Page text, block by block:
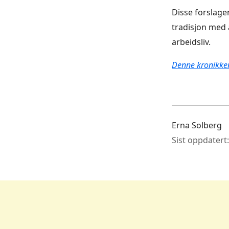
Disse
tradisjon med
arbeidsliv.
Denne
Erna Solberg
Sist